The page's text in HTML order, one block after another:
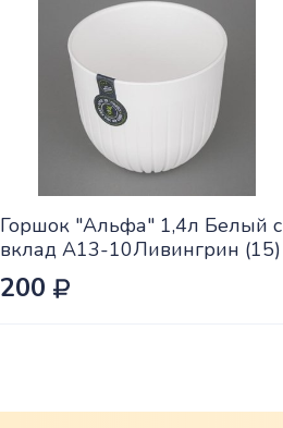
Горшок "Альфа" 1,4л Белый с
вклад А13-10Ливингрин (15)
200